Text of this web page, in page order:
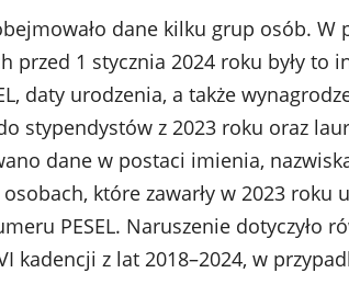
dane kilku grup osób. W
przed 1 stycznia 2024 roku były to
daty urodzenia, a także
stypendystów z 2023 roku oraz
dane w postaci imienia,
które zawarły w 2023
PESEL. Naruszenie dotyczyło
kadencji z lat 2018–2024, w